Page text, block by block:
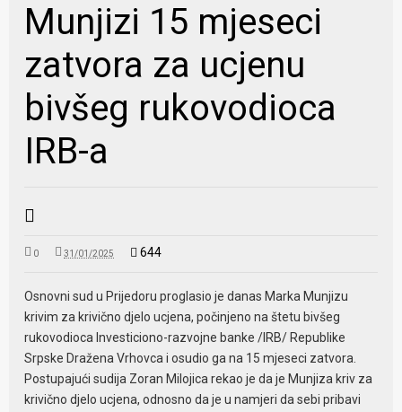
Munjizi 15 mjeseci
zatvora za ucjenu
bivšeg rukovodioca
IRB-a
0 31/01/2025 644
Osnovni sud u Prijedoru proglasio je danas Marka Munjizu
krivim za krivično djelo ucjena, počinjeno na štetu bivšeg
rukovodioca Investiciono-razvojne banke /IRB/ Republike
Srpske Dražena Vrhovca i osudio ga na 15 mjeseci zatvora.
Postupajući sudija Zoran Milojica rekao je da je Munjiza kriv za
krivično djelo ucjena, odnosno da je u namjeri da sebi pribavi